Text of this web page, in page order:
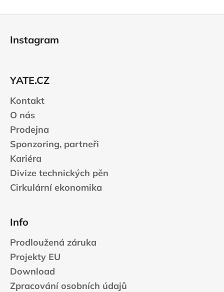
Instagram
YATE.CZ
Kontakt
O nás
Prodejna
Sponzoring, partneři
Kariéra
Divize technických pěn
Cirkulární ekonomika
Info
Prodloužená záruka
Projekty EU
Download
Zpracování osobních údajů